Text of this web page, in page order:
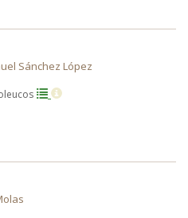
Sánchez López